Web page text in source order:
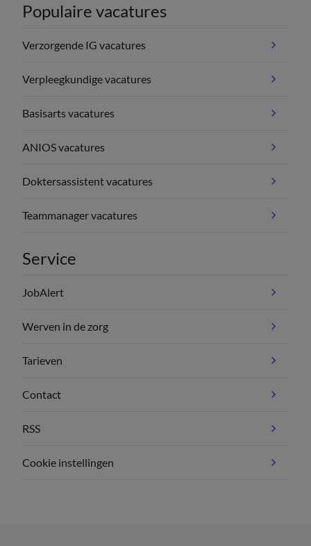
Populaire vacatures
Verzorgende IG vacatures
Verpleegkundige vacatures
Basisarts vacatures
ANIOS vacatures
Doktersassistent vacatures
Teammanager vacatures
Service
JobAlert
Werven in de zorg
Tarieven
Contact
RSS
Cookie instellingen